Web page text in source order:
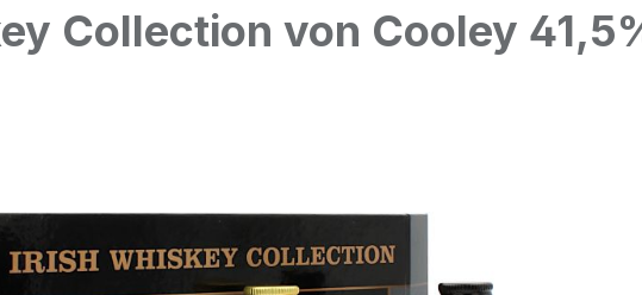
Collection von Cooley